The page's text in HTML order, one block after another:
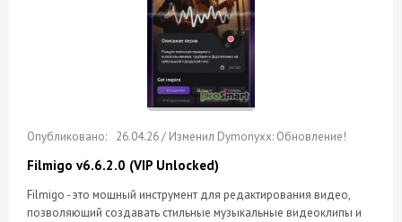
26.04.26 / Изменил Dymonyxx: Обновление!
Filmigo v6.6.2.0 (VIP Unlocked)
Filmigo - это мощный инструмент для редактирования видео,
позволяющий создавать стильные музыкальные видеоклипы и